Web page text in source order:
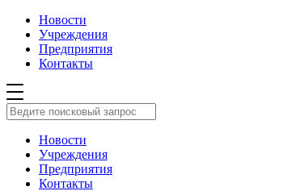
Новости
Учреждения
Предприятия
Контакты
Новости
Учреждения
Предприятия
Контакты